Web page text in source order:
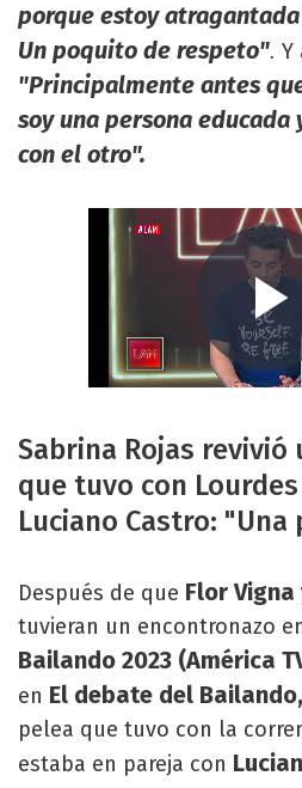
porque estoy
Un poquito de respeto". Y
"Principalmente antes
soy una persona educada
con el otro".
Sabrina Rojas
que tuvo con
Luciano Castro: "Una
Después de que Flor Vigna
tuvieran un encontronazo
Bailando 2023 (América
en El debate del Bailando,
pelea que tuvo con la
estaba en pareja con